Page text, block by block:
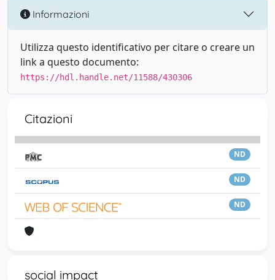
Informazioni
Utilizza questo identificativo per citare o creare un
link a questo documento:
https://hdl.handle.net/11588/430306
Citazioni
ND
ND
ND
social impact